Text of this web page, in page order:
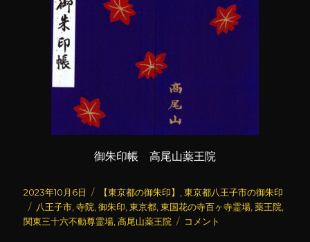
御朱印帳 高尾山薬王院
投
稿
日:
2023年10月6日
カ
テ
ゴ
【東京都の御朱印】 ,東京都八王子市の御朱印
タ
グ
八王子市 ,寺院 ,御朱印 ,東京都 ,東国花の寺百ヶ寺霊場 ,薬王院
関東三十六不動尊霊場 ,高尾山薬王院
高
コメント